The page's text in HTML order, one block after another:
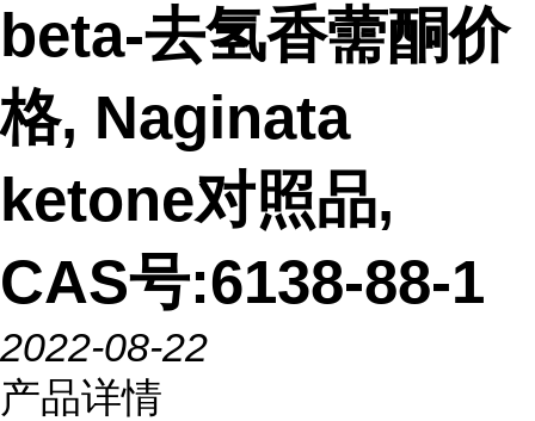
beta-去氢香薷酮价
格, Naginata
ketone对照品,
CAS号:6138-88-1
2022-08-22
产品详情